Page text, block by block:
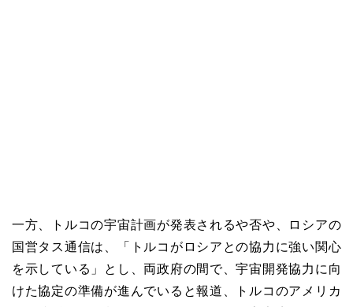
一方、トルコの宇宙計画が発表されるや否や、ロシアの
国営タス通信は、「トルコがロシアとの協力に強い関心
を示している」とし、両政府の間で、宇宙開発協力に向
けた協定の準備が進んでいると報道、トルコのアメリカ